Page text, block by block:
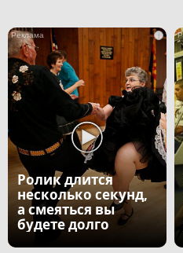
i
Ролик длится
несколько секунд,
а смеяться вы
будете долго